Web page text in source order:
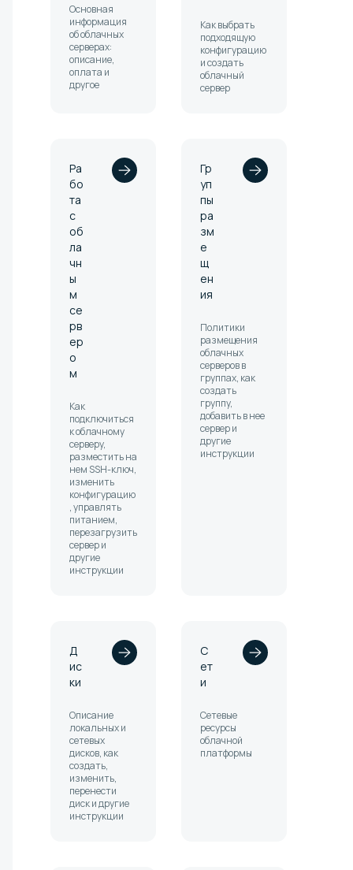
Основная
информация
об облачных
серверах:
описание,
оплата и
другое
Как выбрать
подходящую
конфигурацию
и создать
облачный
сервер
Ра
бо
та
с
об
ла
чн
ы
м
се
рв
ер
о
м
Как
подключиться
к облачному
серверу,
разместить на
нем SSH-ключ,
изменить
конфигурацию
, управлять
питанием,
перезагрузить
сервер и
другие
инструкции
Гр
уп
пы
ра
зм
е
щ
ен
ия
Политики
размещения
облачных
серверов в
группах, как
создать
группу,
добавить в нее
сервер и
другие
инструкции
Д
ис
ки
Описание
локальных и
сетевых
дисков, как
создать,
изменить,
перенести
диск и другие
инструкции
С
ет
и
Сетевые
ресурсы
облачной
платформы